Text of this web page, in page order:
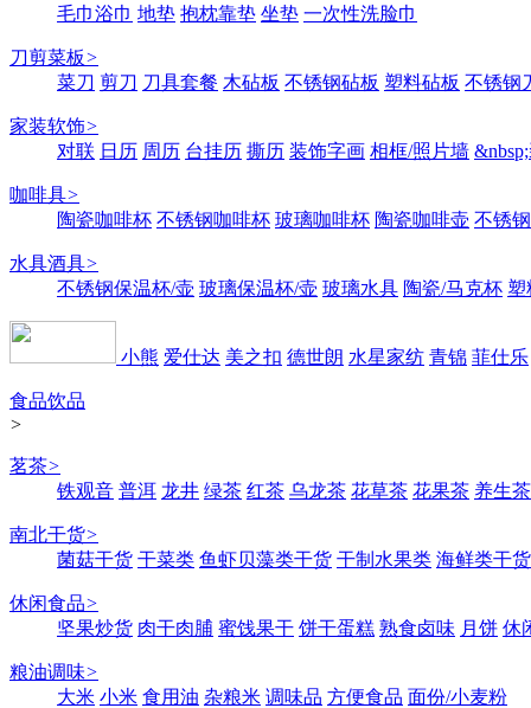
毛巾浴巾 地垫 抱枕靠垫 坐垫 一次性洗脸巾
刀剪菜板>
菜刀 剪刀 刀具套餐 木砧板 不锈钢砧板 塑料砧板 不锈钢
家装软饰>
对联 日历 周历 台挂历 撕历 装饰字画 相框/照片墙
咖啡具>
陶瓷咖啡杯 不锈钢咖啡杯 玻璃咖啡杯 陶瓷咖啡壶 不锈
水具酒具>
不锈钢保温杯/壶 玻璃保温杯/壶 玻璃水具 陶瓷/马克杯 塑
小熊 爱仕达 美之扣 德世朗 水星家纺 青锦 菲仕乐
食品饮品
>
茗茶>
铁观音 普洱 龙井 绿茶 红茶 乌龙茶 花草茶 花果茶 养生茶
南北干货>
菌菇干货 干菜类 鱼虾贝藻类干货 干制水果类 海鲜类干货
休闲食品>
坚果炒货 肉干肉脯 蜜饯果干 饼干蛋糕 熟食卤味 月饼 休
粮油调味>
大米 小米 食用油 杂粮米 调味品 方便食品 面份/小麦粉